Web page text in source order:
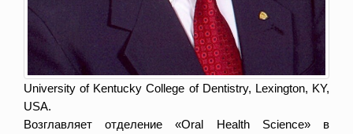
University of Kentucky College of Dentistry, Lexington, KY,
USA.
Возглавляет отделение «Oral Health Science» в